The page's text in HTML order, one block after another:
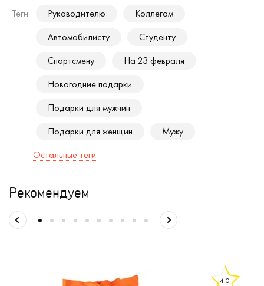
Теги: Руководителю
Коллегам
Автомобилисту
Студенту
Спортсмену
На 23 февраля
Новогодние подарки
Подарки для мужчин
Подарки для женщин
Мужу
Остальные теги
Рекомендуем
4.0